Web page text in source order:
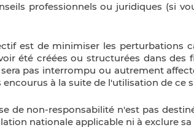
professionnels ou juridiques (si
est de minimiser les perturbations
été créées ou structurées dans
pas interrompu ou autrement
encourus à la suite de l'utilisation de ce
de non-responsabilité n'est pas
nationale applicable ni à exclure